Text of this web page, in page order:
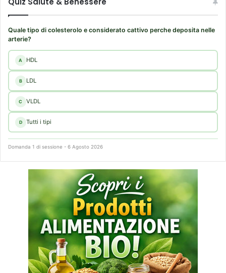
e
d
e
l
e
a
o
Quale tipo di colesterolo e considerato cattivo perche deposita nelle
arterie?
A HDL
B LDL
C VLDL
D Tutti i tipi
Domanda 1 di sessione - 6 Agosto 2026